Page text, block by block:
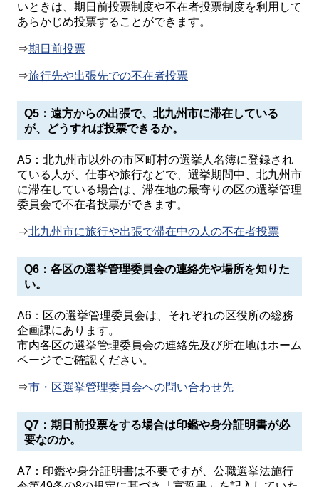
いときは、期日前投票制度や不在者投票制度を利用して
あらかじめ投票することができます。
⇒期日前投票
⇒旅行先や出張先での不在者投票
Q5：遠方からの出張で、北九州市に滞在している
が、どうすれば投票できるか。
A5：北九州市以外の市区町村の選挙人名簿に登録され
ている人が、仕事や旅行などで、選挙期間中、北九州市
に滞在している場合は、滞在地の最寄りの区の選挙管理
委員会で不在者投票ができます。
⇒北九州市に旅行や出張で滞在中の人の不在者投票
Q6：各区の選挙管理委員会の連絡先や場所を知りた
い。
A6：区の選挙管理委員会は、それぞれの区役所の総務
企画課にあります。
市内各区の選挙管理委員会の連絡先及び所在地はホーム
ページでご確認ください。
⇒市・区選挙管理委員会への問い合わせ先
Q7：期日前投票をする場合は印鑑や身分証明書が必
要なのか。
A7：印鑑や身分証明書は不要ですが、公職選挙法施行